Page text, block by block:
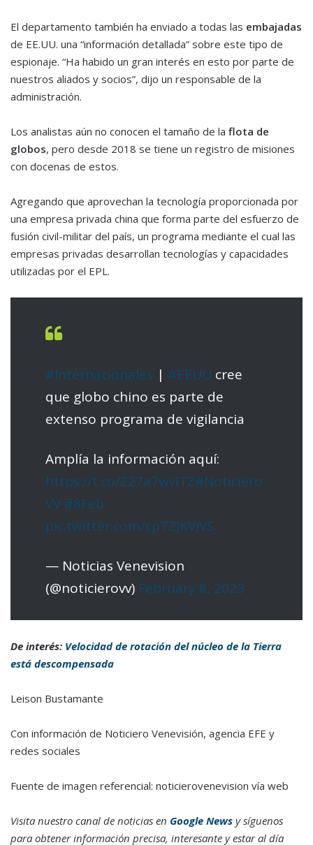
El departamento también ha enviado a todas las embajadas
de EE.UU. una “información detallada” sobre este tipo de
espionaje. “Ha habido un gran interés en esto por parte de
nuestros aliados y socios”, dijo un responsable de la
administración.
Los analistas aún no conocen el tamaño de la flota de
globos, pero desde 2018 se tiene un registro de misiones
con docenas de estos.
Agregando que aprovechan la tecnología proporcionada por
una empresa privada china que forma parte del esfuerzo de
fusión civil-militar del país, un programa mediante el cual las
empresas privadas desarrollan tecnologías y capacidades
utilizadas por el EPL.
#Internacionales | #EEUU cree
que globo chino es parte de
extenso programa de vigilancia
Amplía la información aquí:
https://t.co/Z27a7wvlTZ#Noticiero
VV #8Feb
pic.twitter.com/cpTZJKVjVS
— Noticias Venevision
(@noticierovv) February 8, 2023
De interés: Velocidad de rotación del núcleo de la Tierra
está descompensada
Leison Bustamante
Con información de Noticiero Venevisión, agencia EFE y
redes sociales
Fuente de imagen referencial: noticierovenevision vía web
Visita nuestro canal de noticias en Google News y síguenos
para obtener información precisa, interesante y estar al día